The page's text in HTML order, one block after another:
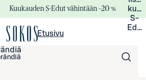
Kuukauden S-Edut vähintään –20 %
S-
Etusivu